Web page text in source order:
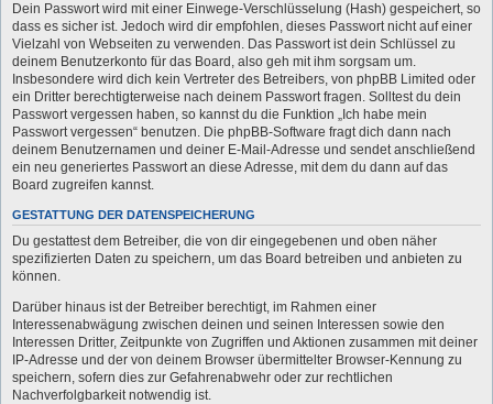
Dein Passwort wird mit einer Einwege-Verschlüsselung (Hash) gespeichert, so
dass es sicher ist. Jedoch wird dir empfohlen, dieses Passwort nicht auf einer
Vielzahl von Webseiten zu verwenden. Das Passwort ist dein Schlüssel zu
deinem Benutzerkonto für das Board, also geh mit ihm sorgsam um.
Insbesondere wird dich kein Vertreter des Betreibers, von phpBB Limited oder
ein Dritter berechtigterweise nach deinem Passwort fragen. Solltest du dein
Passwort vergessen haben, so kannst du die Funktion „Ich habe mein
Passwort vergessen“ benutzen. Die phpBB-Software fragt dich dann nach
deinem Benutzernamen und deiner E-Mail-Adresse und sendet anschließend
ein neu generiertes Passwort an diese Adresse, mit dem du dann auf das
Board zugreifen kannst.
GESTATTUNG DER DATENSPEICHERUNG
Du gestattest dem Betreiber, die von dir eingegebenen und oben näher
spezifizierten Daten zu speichern, um das Board betreiben und anbieten zu
können.
Darüber hinaus ist der Betreiber berechtigt, im Rahmen einer
Interessenabwägung zwischen deinen und seinen Interessen sowie den
Interessen Dritter, Zeitpunkte von Zugriffen und Aktionen zusammen mit deiner
IP-Adresse und der von deinem Browser übermittelter Browser-Kennung zu
speichern, sofern dies zur Gefahrenabwehr oder zur rechtlichen
Nachverfolgbarkeit notwendig ist.